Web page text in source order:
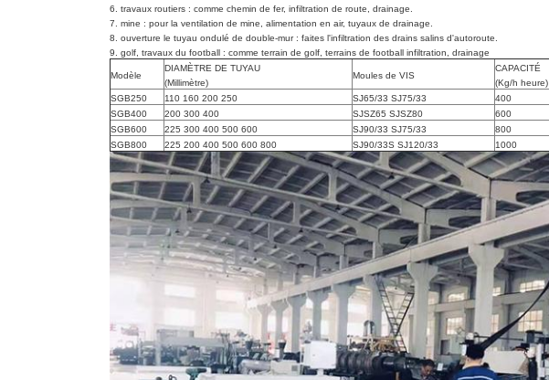
6. travaux routiers : comme chemin de fer, infiltration de route, drainage.
7. mine : pour la ventilation de mine, alimentation en air, tuyaux de drainage.
8. ouverture le tuyau ondulé de double-mur : faites l'infiltration des drains salins d'autoroute.
9. golf, travaux du football : comme terrain de golf, terrains de football infiltration, drainage
Modèle
DIAMÈTRE DE TUYAU
(Millimètre)
Moules de VIS
CAPACITÉ
(Kg/h heure)
SGB250
110 160 200 250 SJ65/33 SJ75/33 400
SGB400
200 300 400 SJSZ65 SJSZ80 600
SGB600
225 300 400 500 600 SJ90/33 SJ75/33 800
SGB800
225 200 400 500 600 800 SJ90/33S SJ120/33 1000